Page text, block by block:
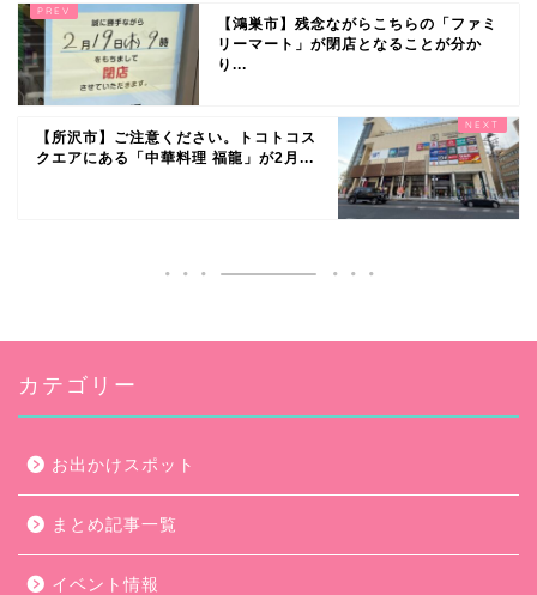
【鴻巣市】残念ながらこちらの「ファミ
リーマート」が閉店となることが分か
り...
【所沢市】ご注意ください。トコトコス
クエアにある「中華料理 福龍」が2月...
カテゴリー
お出かけスポット
まとめ記事一覧
イベント情報